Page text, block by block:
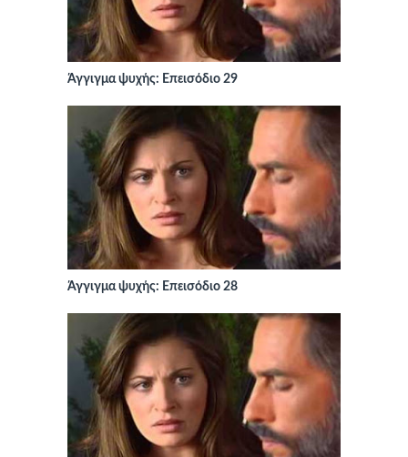
Άγγιγμα ψυχής: Επεισόδιο 29
Άγγιγμα ψυχής: Επεισόδιο 28